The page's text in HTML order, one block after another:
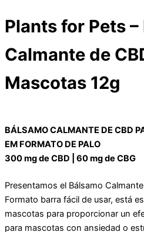
Plants for Pets –
Calmante de
Mascotas 12g
BÁLSAMO CALMANTE DE CBD
EM FORMATO DE PALO
300 mg de CBD | 60 mg de CBG
Presentamos el Bálsamo
Formato barra fácil de usar, está
mascotas para proporcionar un
para mascotas con ansiedad o